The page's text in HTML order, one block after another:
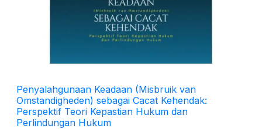
Penyalahgunaan Keadaan (Misbruik van
Omstandigheden) sebagai Cacat Kehendak:
Perspektif Teori Kepastian Hukum dan
Perlindungan Hukum